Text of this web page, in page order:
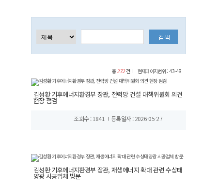
총272건 현재페이지범위 : 43-48
김성환 기후에너지환경부 장관, 전력망 건설 대책위원회 의견
현장 점검
조회수 : 1841 등록일자 : 2026-05-27
김성환 기후에너지환경부 장관, 재생에너지 확대 관련 수상태
양광 시공업체 방문